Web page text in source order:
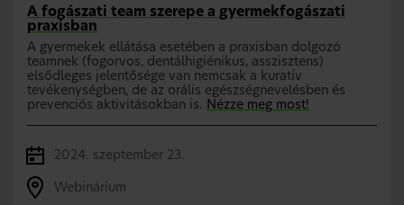
A fogászati team szerepe a gyermekfogászati
praxisban
A gyermekek ellátása esetében a praxisban dolgozó
teamnek (fogorvos, dentálhigiénikus, asszisztens)
elsődleges jelentősége van nemcsak a kuratív
tevékenységben, de az orális egészségnevelésben és
prevenciós aktivitásokban is.
Nézze meg most!
2024. szeptember 23.
Webinárium